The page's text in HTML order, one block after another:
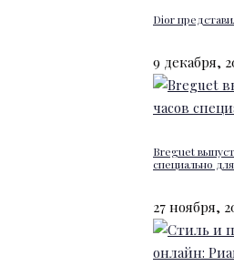
Dior
9 декабря,
Breguet
специально
27 ноября,